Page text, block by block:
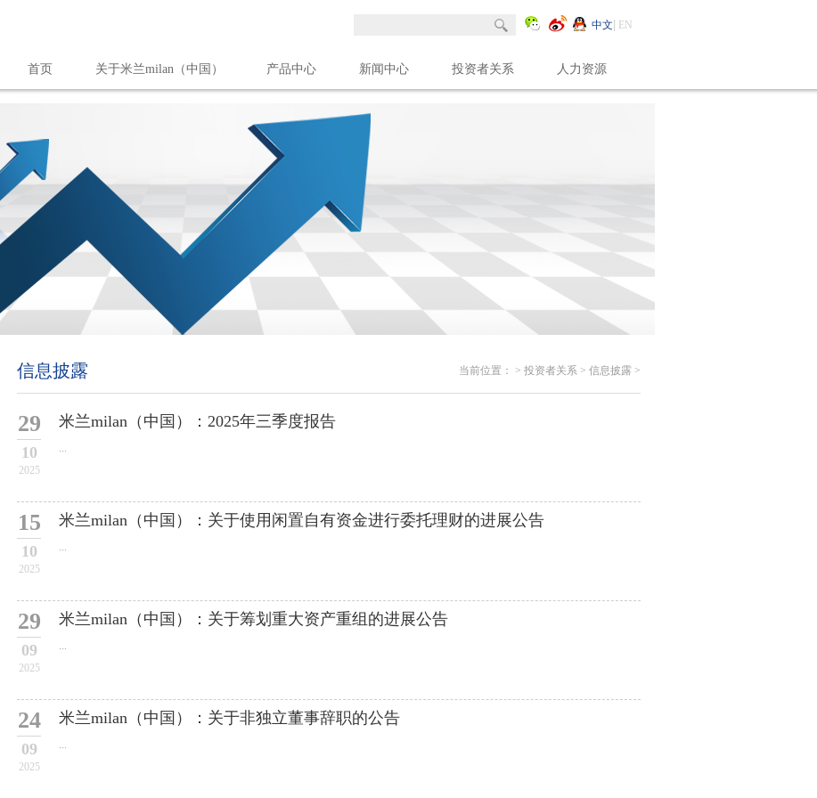
中文 EN
首页 关于米兰milan（中国） 产品中心 新闻中心 投资者关系 人力资源
信息披露 当前位置： > 投资者关系 > 信息披露 >
29
10
2025
米兰milan（中国）：2025年三季度报告
...
15
10
2025
米兰milan（中国）：关于使用闲置自有资金进行委托理财的进展公告
...
29
09
2025
米兰milan（中国）：关于筹划重大资产重组的进展公告
...
24
09
2025
米兰milan（中国）：关于非独立董事辞职的公告
...